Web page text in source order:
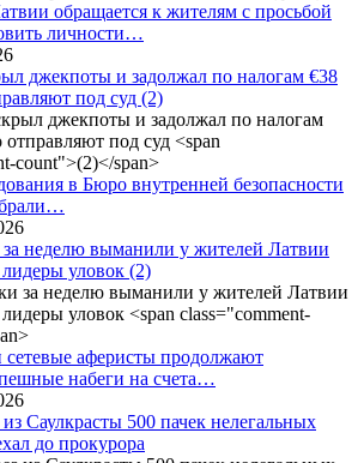
обращается к жителям с просьбой
личности…
джекпоты и задолжал по налогам €38
под суд (2)
в Бюро внутренней безопасности
неделю выманили у жителей Латвии
уловок (2)
аферисты продолжают
набеги на счета…
Саулкрасты 500 пачек нелегальных
до прокурора